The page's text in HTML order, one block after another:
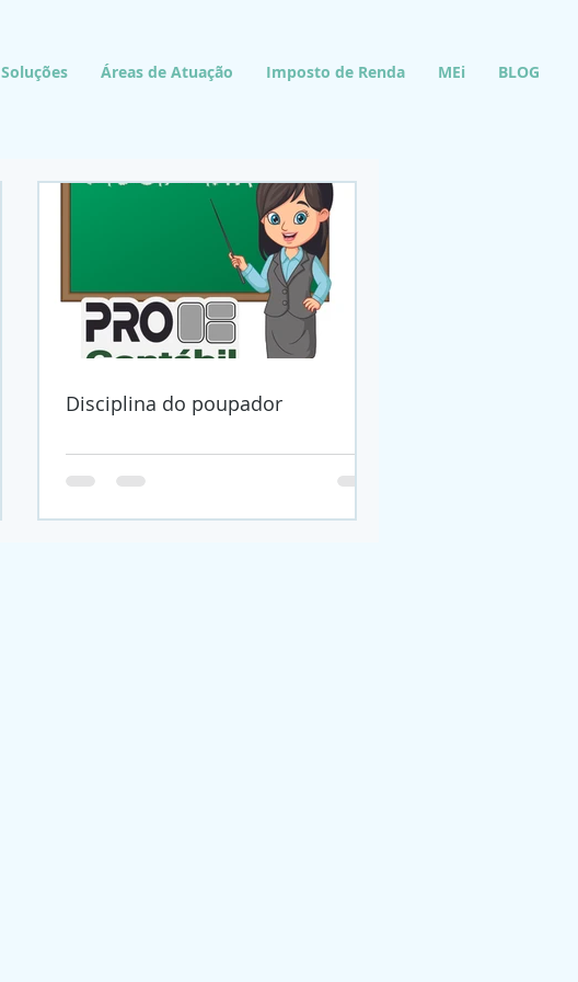
Soluções Áreas de Atuação Imposto de Renda MEi BLOG
Disciplina do poupador